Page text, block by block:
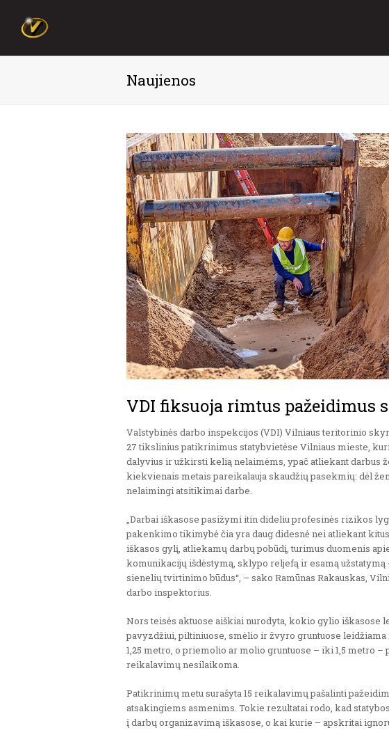
Naujienos
VDI fiksuoja rimtus pažeidimus
Valstybinės darbo inspekcijos (VDI) Vilniaus teritorinio
27 tikslinius patikrinimus statybvietėse Vilniaus mieste,
dalyvius ir užkirsti kelią nelaimėms, ypač atliekant darbus
kiekvienais metais pareikalauja skaudžių pasekmių: dėl
nelaimingi atsitikimai darbe.
„Darbai iškasose pasižymi itin dideliu profesinės rizikos
pakenkimo tikimybė čia yra daug didesnė nei atliekant
iškasos gylį, atliekamų darbų pobūdį, turimus duomenis
komunikacijų išdėstymą, sklypo reljefą ir esamą
sienelių tvirtinimo būdus“, – sako Ramūnas Rakauskas,
darbo inspektorius.
Nors teisės aktuose aiškiai nurodyta, kokio gylio
pavyzdžiui, piltiniuose, smėlio ir žvyro gruntuose
1,25 metro, o priemolio ar molio gruntuose – iki 1,5 metro
reikalavimų nesilaikoma.
Patikrinimų metu surašyta 15 reikalavimų pašalinti
atsakingiems asmenims. Tokie rezultatai rodo, kad
į darbų organizavimą iškasose, o kai kurie – apskritai